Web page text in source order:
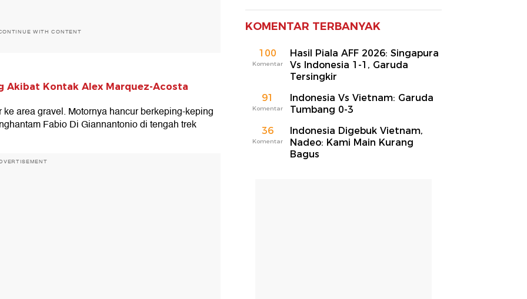
WITH CONTENT
Akibat Kontak Alex Marquez-Acosta
area gravel. Motornya hancur berkeping-keping
Fabio Di Giannantonio di tengah trek
KOMENTAR TERBANYAK
100
Komentar
Hasil Piala AFF 2026: Singapura
Vs Indonesia 1-1, Garuda
Tersingkir
91
Komentar
Indonesia Vs Vietnam: Garuda
Tumbang 0-3
36
Komentar
Indonesia Digebuk Vietnam,
Nadeo: Kami Main Kurang
Bagus